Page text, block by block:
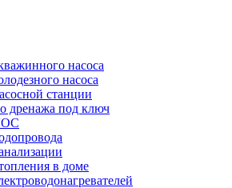
насоса
насоса
станции
дренажа под ключ
в доме